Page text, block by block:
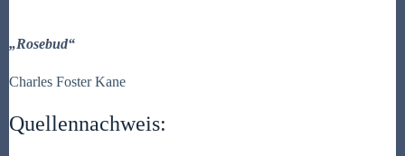
„Rosebud“
Charles Foster Kane
Quellennachweis: